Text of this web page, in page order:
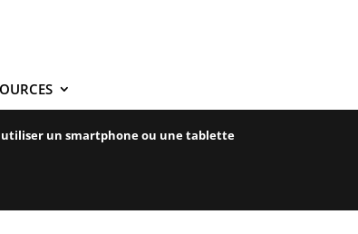
un smartphone ou une tablette